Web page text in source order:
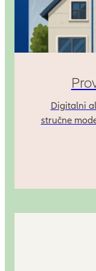
Digitalni
stručne